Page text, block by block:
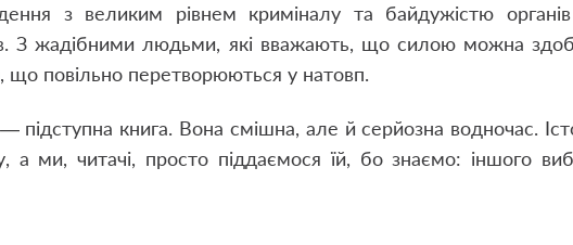
з великим рівнем криміналу та байдужістю
З жадібними людьми, які вважають, що силою можна
, що повільно перетворюються у натовп.
підступна книга. Вона смішна, але й серйозна водночас.
, а ми, читачі, просто піддаємося їй, бо знаємо: іншого